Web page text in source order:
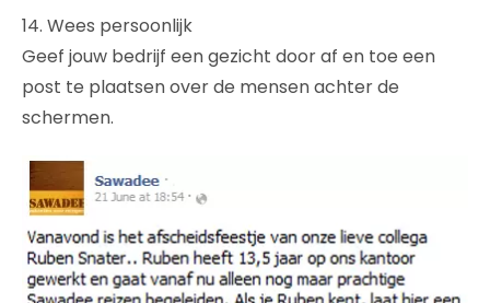
14. Wees persoonlijk
Geef jouw bedrijf een gezicht door af en toe een
post te plaatsen over de mensen achter de
schermen.